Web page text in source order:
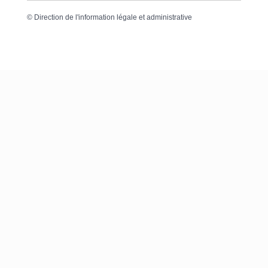
© Direction de l'information légale et administrative